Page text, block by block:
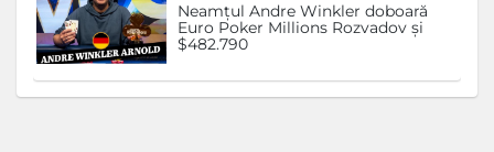
Neamțul Andre Winkler doboară
Euro Poker Millions Rozvadov și
$482.790